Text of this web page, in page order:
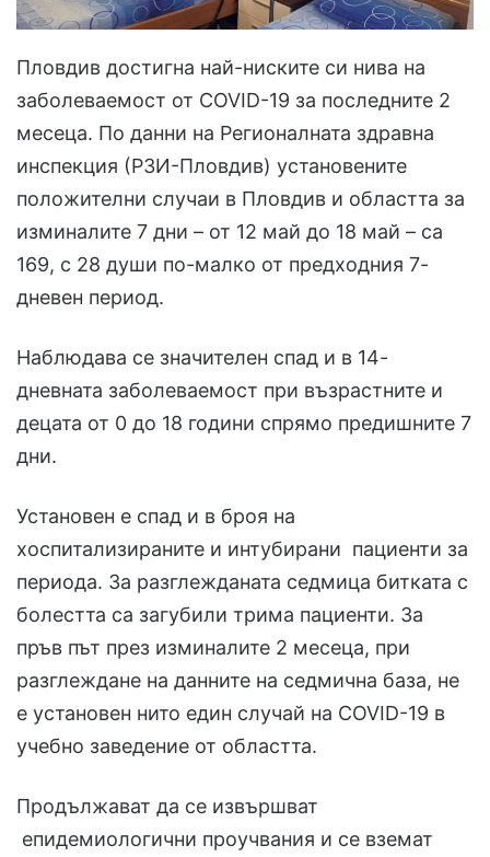
Пловдив достигна най-ниските си нива на
заболеваемост от COVID-19 за последните 2
месеца. По данни на Регионалната здравна
инспекция (РЗИ-Пловдив) установените
положителни случаи в Пловдив и областта за
изминалите 7 дни – от 12 май до 18 май – са
169, с 28 души по-малко от предходния 7-
дневен период.
Наблюдава се значителен спад и в 14-
дневната заболеваемост при възрастните и
децата от 0 до 18 години спрямо предишните 7
дни.
Установен е спад и в броя на
хоспитализираните и интубирани пациенти за
периода. За разглежданата седмица битката с
болестта са загубили трима пациенти. За
пръв път през изминалите 2 месеца, при
разглеждане на данните на седмична база, не
е установен нито един случай на COVID-19 в
учебно заведение от областта.
Продължават да се извършват
епидемиологични проучвания и се вземат